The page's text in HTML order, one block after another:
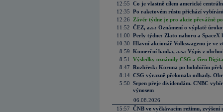
12:55 Co je vlastně cílem americké
12:35 Po raketovém růstu přichází
12:26
Závěr týdne je pro akcie převážně
11:52 ČEZ, a.s.: Oznámení o výplatě
11:00 Perly týdne: Zlato nahoru a SpaceX
10:30 Hlavní akcionář Volkswagenu je ve
8:59 Komerční banka, a.s.: Výpis z
8:51
Výsledky oznámily CSG a Gen
8:47 Rozbřesk: Koruna po holubičím
8:14 CSG výrazně překonala odhady.
5:50 Srpen přeje dividendám. CNBC
výnosem
06.08.2026
15:57 ČNB ve vyčkávacím režimu, zvýšení